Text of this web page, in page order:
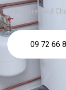
chaudière fioul
09 72 66